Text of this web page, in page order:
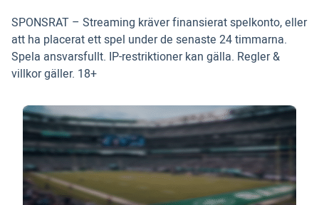
SPONSRAT – Streaming kräver finansierat spelkonto, eller
att ha placerat ett spel under de senaste 24 timmarna.
Spela ansvarsfullt. IP-restriktioner kan gälla. Regler &
villkor gäller. 18+